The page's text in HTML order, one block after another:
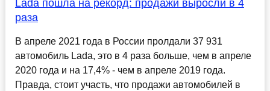
Lada пошла на рекорд: продажи выросли в 4
раза
В апреле 2021 года в России пролдали 37 931
автомобиль Lada, это в 4 раза больше, чем в апреле
2020 года и на 17,4% - чем в апреле 2019 года.
Правда, стоит участь, что продажи автомобилей в